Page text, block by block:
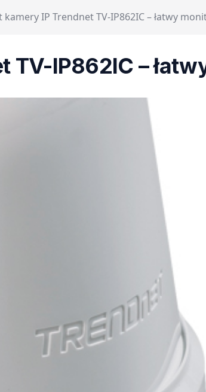
kamery IP Trendnet TV-IP862IC – łatwy
TV-IP862IC –